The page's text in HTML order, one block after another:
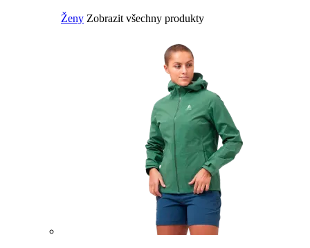
Ženy Zobrazit všechny produkty